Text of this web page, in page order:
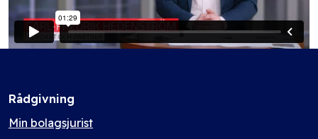
Rådgivning
Min bolagsjurist